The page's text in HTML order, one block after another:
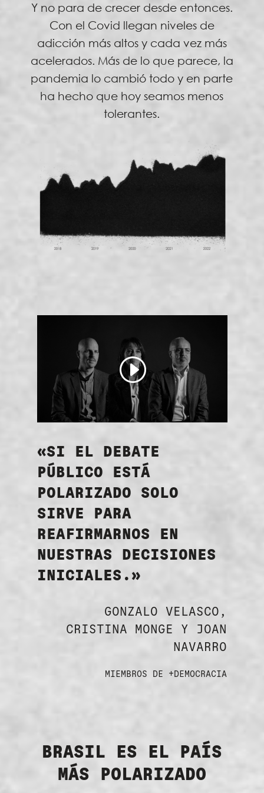
Y no para de crecer desde entonces.
Con el Covid llegan niveles de
adicción más altos y cada vez más
acelerados. Más de lo que parece, la
pandemia lo cambió todo y en parte
ha hecho que hoy seamos menos
tolerantes.
«SI EL DEBATE
PÚBLICO ESTÁ
POLARIZADO SOLO
SIRVE PARA
REAFIRMARNOS EN
NUESTRAS DECISIONES
INICIALES.»
GONZALO VELASCO,
CRISTINA MONGE Y JOAN
NAVARRO
MIEMBROS DE +DEMOCRACIA
BRASIL ES EL PAÍS
MÁS POLARIZADO